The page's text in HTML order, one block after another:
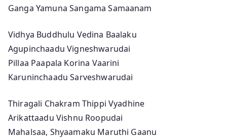
Ganga Yamuna Sangama Samaanam
Vidhya Buddhulu Vedina Baalaku
Agupinchaadu Vigneshwarudai
Pillaa Paapala Korina Vaarini
Karuninchaadu Sarveshwarudai
Thiragali Chakram Thippi Vyadhine
Arikattaadu Vishnu Roopudai
Mahalsaa, Shyaamaku Maruthi Gaanu